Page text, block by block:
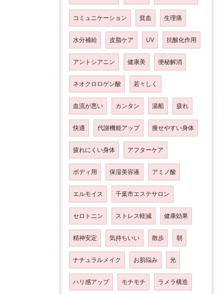
コミュニケーション 貧血 生理痛
水分補給 皮脂ケア UV 抗酸化作用
アントシアニン 健康美 便秘解消
ネオクロロゲン酸 若々しく
血流が悪い カンタン 湯船 疲れ
快適 代謝機能アップ 痩せやすい身体
疲れにくい身体 アフターケア
ボディ用 保湿美容液 アミノ酸
エルモイス 千葉市エステサロン
セロトニン ストレス軽減 健康効果
精神安定 気持ちいい 散歩 朝
ナチュラルメイク お肌悩み 光
ハリ感アップ モチモチ ラメラ構造